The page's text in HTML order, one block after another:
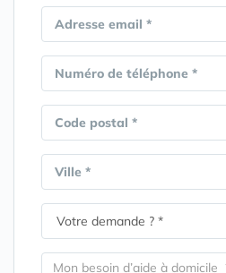
Adresse email *
Numéro de téléphone *
Code postal *
Ville *